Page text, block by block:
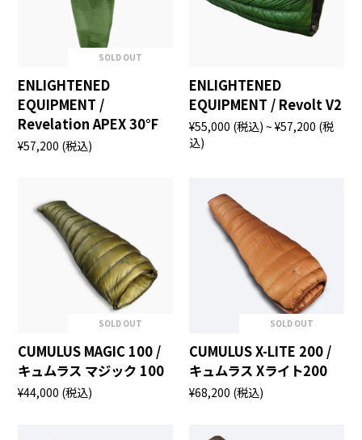
SOLD OUT
ENLIGHTENED
EQUIPMENT /
Revelation APEX 30°F
¥57,200 (税込)
ENLIGHTENED
EQUIPMENT / Revolt V2
¥55,000 (税込) ~ ¥57,200 (税
込)
SOLD OUT
CUMULUS MAGIC 100 /
キュムラス マジック 100
¥44,000 (税込)
SOLD OUT
CUMULUS X-LITE 200 /
キュムラス Xライト200
¥68,200 (税込)